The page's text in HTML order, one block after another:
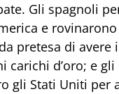
Gli spagnoli
e
pretesa di avere
carichi d’oro; e gli
gli Stati Uniti per